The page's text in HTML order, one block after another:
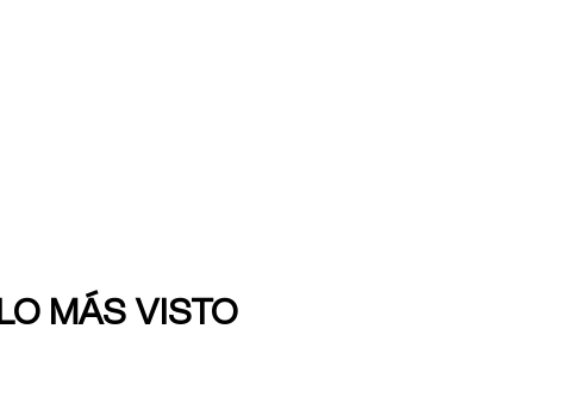
LO MÁS VISTO